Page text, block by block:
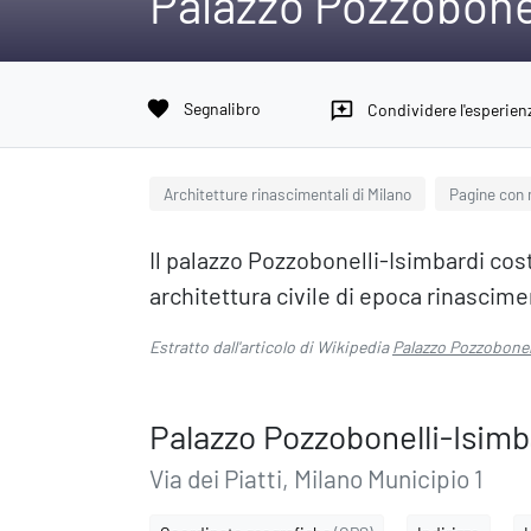
favorite Segnalibro reviews Condividere
Architetture rinascimentali di Milano Pagine con
Il palazzo Pozzobonelli-Isimbardi
architettura civile di epoca
Estratto dall'articolo di WikipediaPalazzo
Palazzo Pozzobonelli-
Via dei Piatti, Milano Municipio 1